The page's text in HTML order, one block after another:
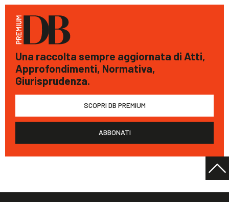
Una raccolta sempre aggiornata di Atti,
Approfondimenti, Normativa,
Giurisprudenza.
SCOPRI DB PREMIUM
ABBONATI